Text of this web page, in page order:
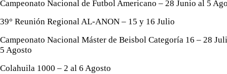
Campeonato Nacional de Futbol Americano – 28 Junio al 5
39° Reunión Regional AL-ANON – 15 y 16 Julio
Campeonato Nacional Máster de Beisbol Categoría 16 – 28
5 Agosto
Colahuila 1000 – 2 al 6 Agosto